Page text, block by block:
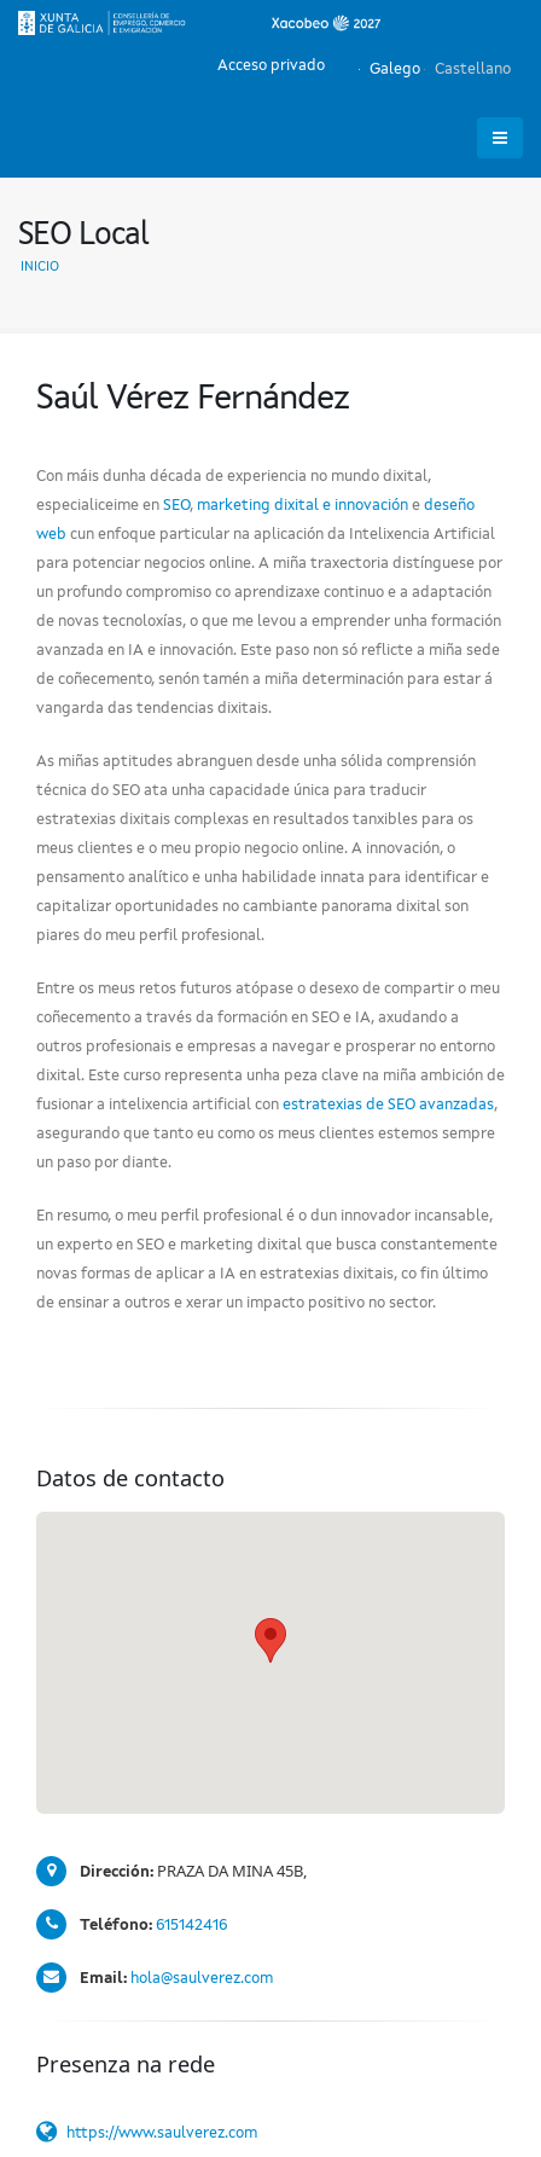
Galego Castellano
Acceso privado
SEO Local
INICIO
Saúl Vérez Fernández
Con máis dunha década de experiencia no mundo dixital,
especialiceime en SEO, marketing dixital e innovación e deseño
web cun enfoque particular na aplicación da Intelixencia Artificial
para potenciar negocios online. A miña traxectoria distínguese por
un profundo compromiso co aprendizaxe continuo e a adaptación
de novas tecnoloxías, o que me levou a emprender unha formación
avanzada en IA e innovación. Este paso non só reflicte a miña sede
de coñecemento, senón tamén a miña determinación para estar á
vangarda das tendencias dixitais.
As miñas aptitudes abranguen desde unha sólida comprensión
técnica do SEO ata unha capacidade única para traducir
estratexias dixitais complexas en resultados tanxibles para os
meus clientes e o meu propio negocio online. A innovación, o
pensamento analítico e unha habilidade innata para identificar e
capitalizar oportunidades no cambiante panorama dixital son
piares do meu perfil profesional.
Entre os meus retos futuros atópase o desexo de compartir o meu
coñecemento a través da formación en SEO e IA, axudando a
outros profesionais e empresas a navegar e prosperar no entorno
dixital. Este curso representa unha peza clave na miña ambición de
fusionar a intelixencia artificial con estratexias de SEO avanzadas,
asegurando que tanto eu como os meus clientes estemos sempre
un paso por diante.
En resumo, o meu perfil profesional é o dun innovador incansable,
un experto en SEO e marketing dixital que busca constantemente
novas formas de aplicar a IA en estratexias dixitais, co fin último
de ensinar a outros e xerar un impacto positivo no sector.
Datos de contacto
Dirección: PRAZA DA MINA 45B,
Teléfono: 615142416
Email: hola@saulverez.com
Presenza na rede
https://www.saulverez.com